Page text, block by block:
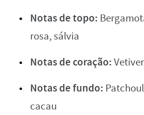
Notas de topo:
rosa, sálvia
Notas de coração:
Notas de fundo:
cacau